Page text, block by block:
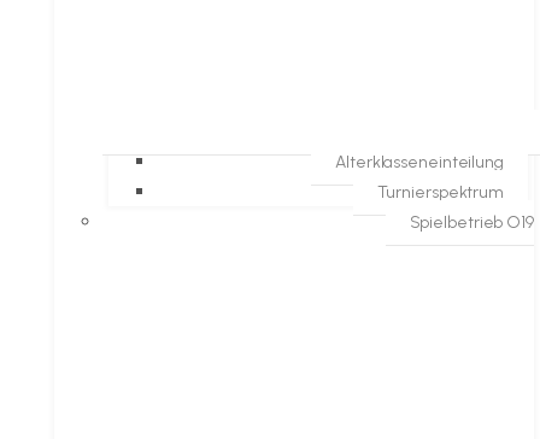
Alterklasseneinteilung
Turnierspektrum
Spielbetrieb O19